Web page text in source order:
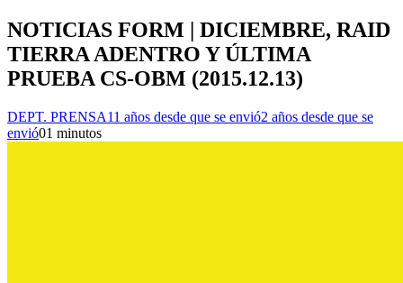
NOTICIAS FORM | DICIEMBRE, RAID
TIERRA ADENTRO Y ÚLTIMA
PRUEBA CS-OBM (2015.12.13)
DEPT. PRENSA11 años desde que se envió2 años desde que se
envió01 minutos